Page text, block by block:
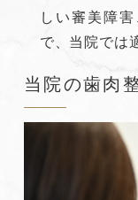
しい審美障
で、当院では
当院の歯肉